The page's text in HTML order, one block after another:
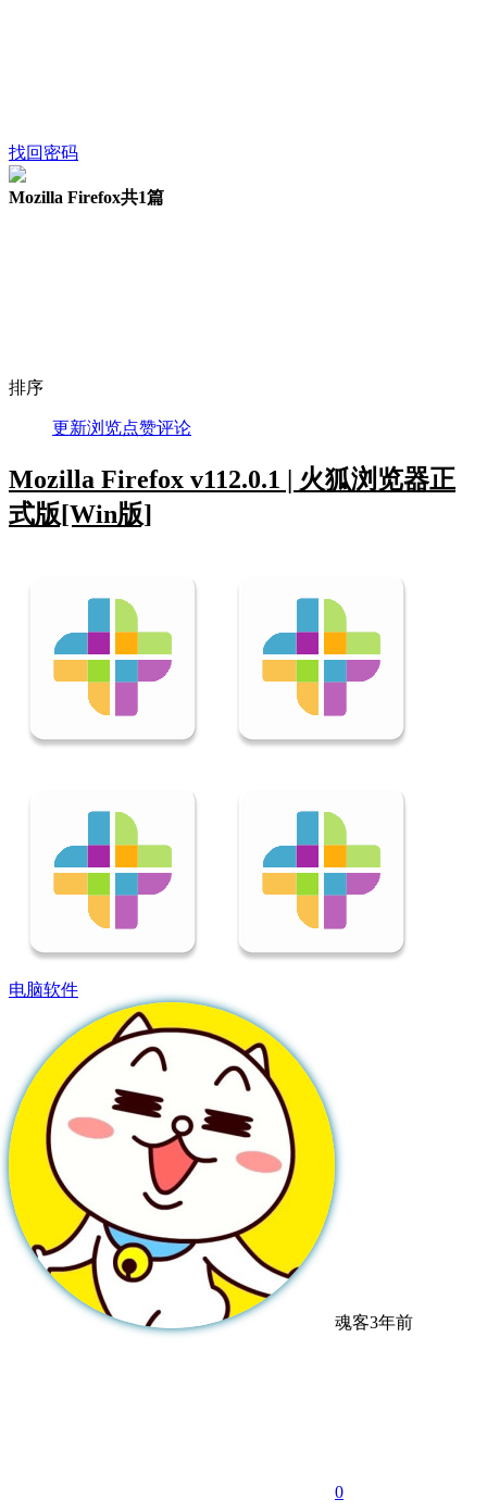
找回密码
Mozilla Firefox共1篇
排序
更新浏览点赞评论
Mozilla Firefox v112.0.1 | 火狐浏览器正
式版[Win版]
电脑软件
魂客3年前
0